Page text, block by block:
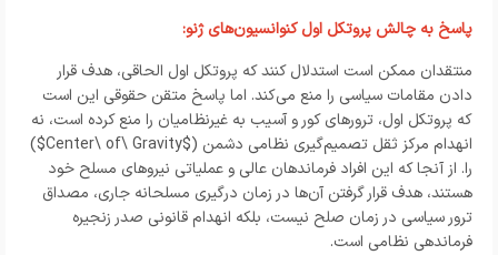
پاسخ به چالش پروتکل اول کنوانسیون‌های ژنو:
منتقدان ممکن است استدلال کنند که پروتکل اول الحاقی، هدف قرار
دادن مقامات سیاسی را منع می‌کند. اما پاسخ متقن حقوقی این است
که پروتکل اول، ترورهای کور و آسیب به غیرنظامیان را منع کرده است، نه
انهدام مرکز ثقل تصمیم‌گیری نظامی دشمن ($Center\ of\ Gravity
$)
را. از آنجا که این افراد فرماندهان عالی و عملیاتی نیروهای مسلح خود
هستند، هدف قرار گرفتن آن‌ها در زمان درگیری مسلحانه جاری، مصداق
ترور سیاسی در زمان صلح نیست، بلکه انهدام قانونی صدر زنجیره
فرماندهی نظامی است.